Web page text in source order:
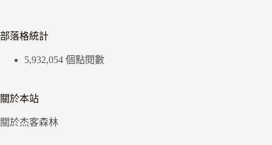
部落格統計
5,932,054 個點閱數
關於本站
關於杰客森林